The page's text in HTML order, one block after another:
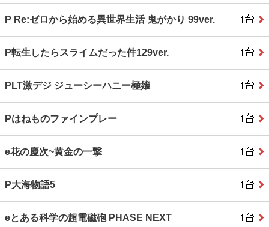
P Re:ゼロから始める異世界生活 鬼がかり 99ver.
P転生したらスライムだった件129ver.
PLT激デジ ジューシーハニー極嬢
Pはねものファインプレー
e花の慶次~黄金の一撃
P大海物語5
eとある科学の超電磁砲 PHASE NEXT